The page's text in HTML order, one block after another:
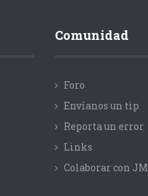
Comunidad
Foro
Envíanos un tip
Reporta un error
Links
Colaborar con JM